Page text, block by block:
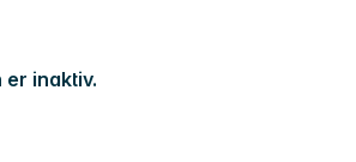
inaktiv.